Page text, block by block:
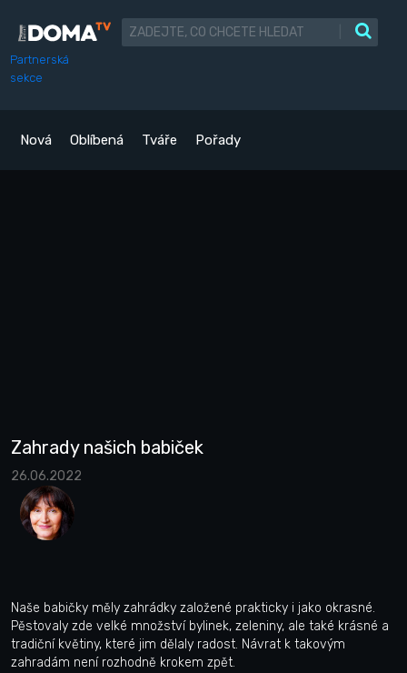
Partnerská
sekce
Nová Oblíbená Tváře Pořady
Zahrady našich babiček
26.06.2022
Naše babičky měly zahrádky založené prakticky i jako okrasné.
Pěstovaly zde velké množství bylinek, zeleniny, ale také krásné a
tradiční květiny, které jim dělaly radost. Návrat k takovým
zahradám není rozhodně krokem zpět.